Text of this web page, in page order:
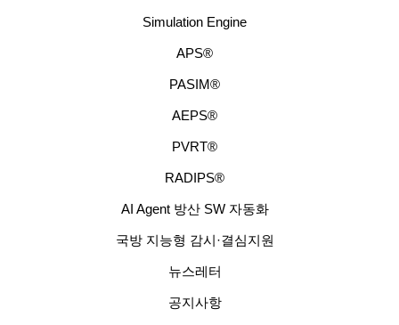
Simulation Engine
APS®
PASIM®
AEPS®
PVRT®
RADIPS®
AI Agent 방산 SW 자동화
국방 지능형 감시·결심지원
뉴스레터
공지사항